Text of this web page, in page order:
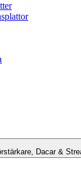
Dacar &